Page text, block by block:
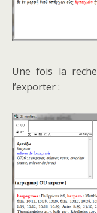
Une fois la
l’exporter :